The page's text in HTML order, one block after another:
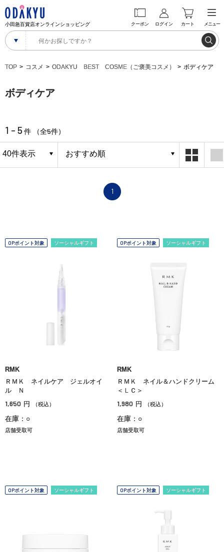
小田急百貨店オンラインショッピング クーポン ログイン カート メニュー
TOP コスメ ODAKYU BEST COSME（ご褒美コスメ） ボディケア
ボディケア
1 - 5 件 （全5件）
1
OPポイント対象 ソーシャルギフト
RMK
ＲＭＫ ネイルケア ジェルオイ
ル Ｎ
1,650 円 （税込）
在庫：○
店舗受取可
OPポイント対象 ソーシャルギフト
RMK
ＲＭＫ ネイル＆ハンドクリーム
＜ＬＣ＞
1,980 円 （税込）
在庫：○
店舗受取可
OPポイント対象 ソーシャルギフト OPポイント対象 ソーシャルギフト